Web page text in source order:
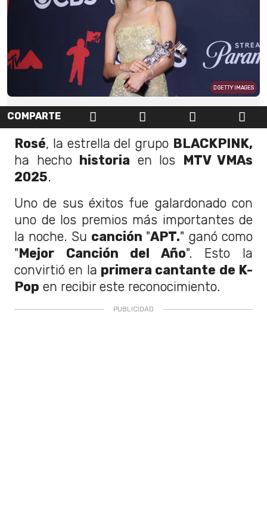
GETTY IMAGES
COMPARTE
Rosé, la estrella del grupo BLACKPINK,
ha hecho historia en los MTV VMAs
2025.
Uno de sus éxitos fue galardonado con
uno de los premios más importantes de
la noche. Su canción "APT." ganó como
"Mejor Canción del Año". Esto la
convirtió en la primera cantante de K-
Pop en recibir este reconocimiento.